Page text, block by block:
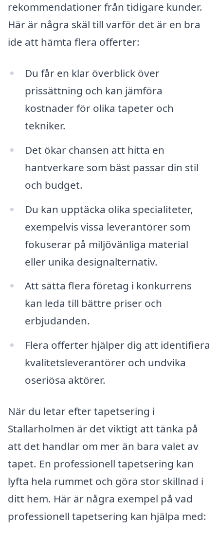
rekommendationer från tidigare kunder.
Här är några skäl till varför det är en bra
ide att hämta flera offerter:
Du får en klar överblick över
prissättning och kan jämföra
kostnader för olika tapeter och
tekniker.
Det ökar chansen att hitta en
hantverkare som bäst passar din stil
och budget.
Du kan upptäcka olika specialiteter,
exempelvis vissa leverantörer som
fokuserar på miljövänliga material
eller unika designalternativ.
Att sätta flera företag i konkurrens
kan leda till bättre priser och
erbjudanden.
Flera offerter hjälper dig att identifiera
kvalitetsleverantörer och undvika
oseriösa aktörer.
När du letar efter tapetsering i
Stallarholmen är det viktigt att tänka på
att det handlar om mer än bara valet av
tapet. En professionell tapetsering kan
lyfta hela rummet och göra stor skillnad i
ditt hem. Här är några exempel på vad
professionell tapetsering kan hjälpa med: